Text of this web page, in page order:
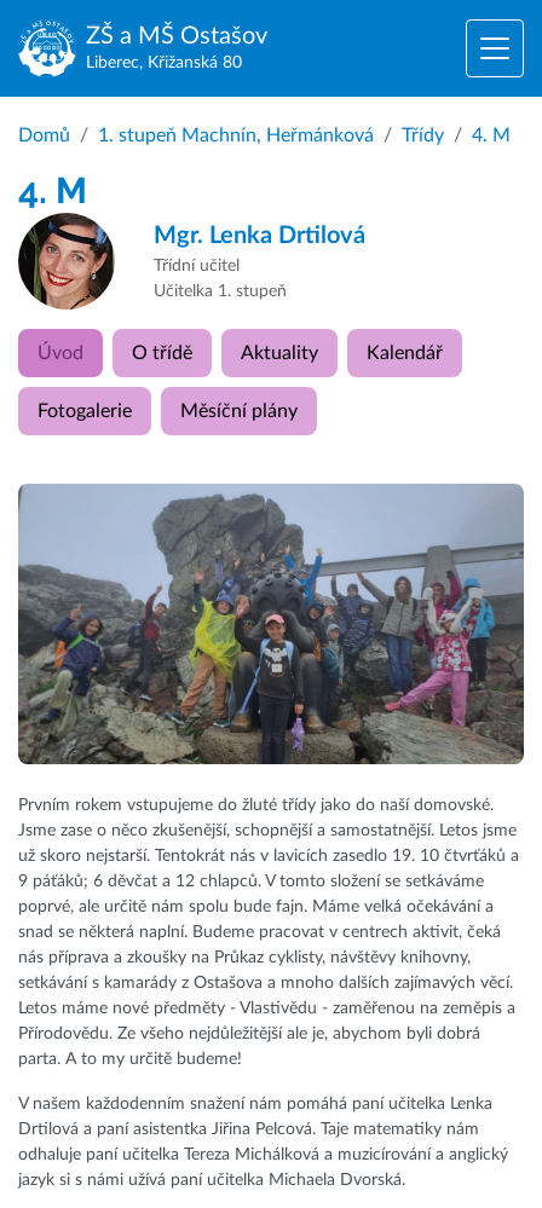
ZŠ a MŠ Ostašov
Liberec, Křižanská 80
Domů 1. stupeň Machnín, Heřmánková Třídy 4. M
4. M
Mgr. Lenka Drtilová
Třídní učitel
Učitelka 1. stupeň
Úvod O třídě Aktuality Kalendář
Fotogalerie Měsíční plány
Prvním rokem vstupujeme do žluté třídy jako do naší domovské.
Jsme zase o něco zkušenější, schopnější a samostatnější. Letos jsme
už skoro nejstarší. Tentokrát nás v lavicích zasedlo 19. 10 čtvrťáků a
9 páťáků; 6 děvčat a 12 chlapců. V tomto složení se setkáváme
poprvé, ale určitě nám spolu bude fajn. Máme velká očekávání a
snad se některá naplní. Budeme pracovat v centrech aktivit, čeká
nás příprava a zkoušky na Průkaz cyklisty, návštěvy knihovny,
setkávání s kamarády z Ostašova a mnoho dalších zajímavých věcí.
Letos máme nové předměty - Vlastivědu - zaměřenou na zeměpis a
Přírodovědu. Ze všeho nejdůležitější ale je, abychom byli dobrá
parta. A to my určitě budeme!
V našem každodenním snažení nám pomáhá paní učitelka Lenka
Drtilová a paní asistentka Jiřina Pelcová. Taje matematiky nám
odhaluje paní učitelka Tereza Michálková a muzicírování a anglický
jazyk si s námi užívá paní učitelka Michaela Dvorská.